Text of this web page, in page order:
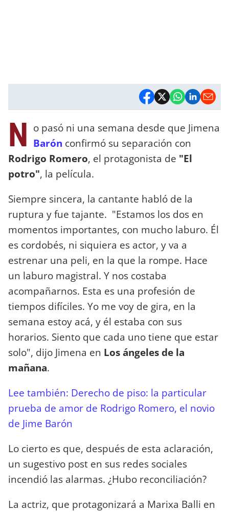
N o pasó ni una semana desde que Jimena
Barón confirmó su separación con
Rodrigo Romero, el protagonista de "El
potro", la película.
Siempre sincera, la cantante habló de la
ruptura y fue tajante. "Estamos los dos en
momentos importantes, con mucho laburo. Él
es cordobés, ni siquiera es actor, y va a
estrenar una peli, en la que la rompe. Hace
un laburo magistral. Y nos costaba
acompañarnos. Esta es una profesión de
tiempos difíciles. Yo me voy de gira, en la
semana estoy acá, y él estaba con sus
horarios. Siento que cada uno tiene que estar
solo", dijo Jimena en Los ángeles de la
mañana.
Lee también: Derecho de piso: la particular
prueba de amor de Rodrigo Romero, el novio
de Jime Barón
Lo cierto es que, después de esta aclaración,
un sugestivo post en sus redes sociales
incendió las alarmas. ¿Hubo reconciliación?
La actriz, que protagonizará a Marixa Balli en